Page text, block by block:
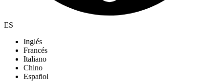
ES
Inglés
Francés
Italiano
Chino
Español